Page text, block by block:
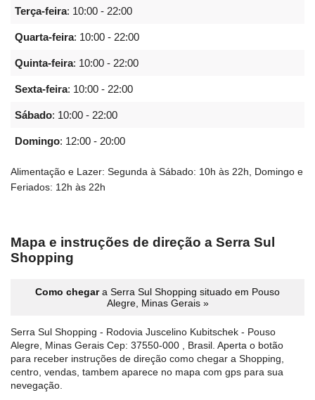
Terça-feira: 10:00 - 22:00
Quarta-feira: 10:00 - 22:00
Quinta-feira: 10:00 - 22:00
Sexta-feira: 10:00 - 22:00
Sábado: 10:00 - 22:00
Domingo: 12:00 - 20:00
Alimentação e Lazer: Segunda à Sábado: 10h às 22h, Domingo e
Feriados: 12h às 22h
Mapa e instruções de direção a Serra Sul
Shopping
Como chegara Serra Sul Shopping situado em Pouso
Alegre, Minas Gerais »
Serra Sul Shopping - Rodovia Juscelino Kubitschek - Pouso
Alegre, Minas Gerais Cep: 37550-000 , Brasil. Aperta o botão
para receber instruções de direção como chegar a Shopping,
centro, vendas, tambem aparece no mapa com gps para sua
nevegação.